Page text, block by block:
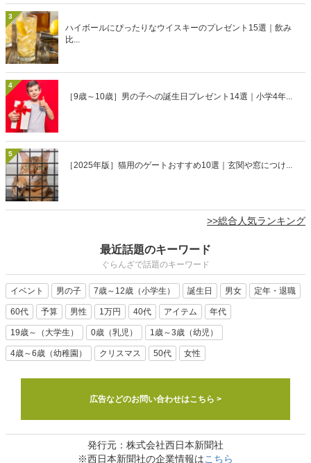
3
ハイボールにぴったりなウイスキーのプレゼント15選｜飲み
比...
4
［9歳～10歳］男の子への誕生日プレゼント14選｜小学4年...
5
［2025年版］猫用のゲートおすすめ10選｜玄関や窓につけ...
>>総合人気ランキング
最近話題のキーワード
ぐらんざで話題のキーワード
イベント 男の子 7歳～12歳（小学生） 誕生日 男女 定年・退職
60代 予算 男性 1万円 40代 アイテム 年代
19歳～（大学生） 0歳（乳児） 1歳～3歳（幼児）
4歳～6歳（幼稚園） クリスマス 50代 女性
広告などのお問い合わせはこちら >
発行元：株式会社西日本新聞社
※西日本新聞社の企業情報はこちら